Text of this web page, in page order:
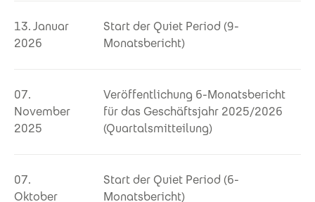
13. Januar
2026
Start der Quiet Period (9-
Monatsbericht)
07.
November
2025
Veröffentlichung 6-Monatsbericht
für das Geschäftsjahr 2025/2026
(Quartalsmitteilung)
07.
Oktober
Start der Quiet Period (6-
Monatsbericht)